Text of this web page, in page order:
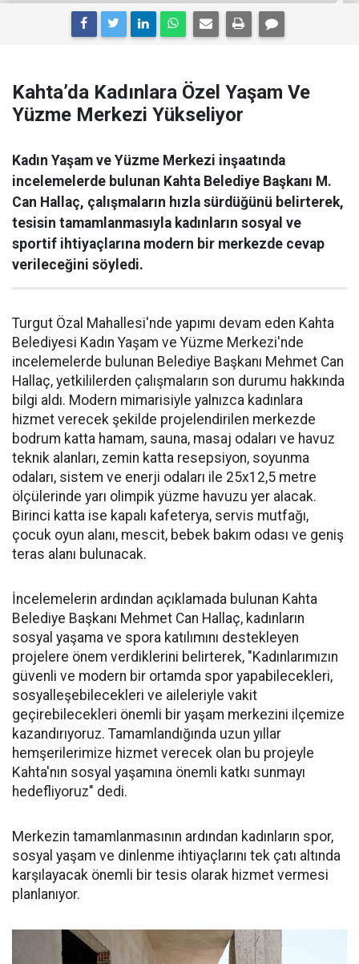
Kahta’da Kadınlara Özel Yaşam Ve
Yüzme Merkezi Yükseliyor
Kadın Yaşam ve Yüzme Merkezi inşaatında
incelemelerde bulunan Kahta Belediye Başkanı M.
Can Hallaç, çalışmaların hızla sürdüğünü belirterek,
tesisin tamamlanmasıyla kadınların sosyal ve
sportif ihtiyaçlarına modern bir merkezde cevap
verileceğini söyledi.
Turgut Özal Mahallesi'nde yapımı devam eden Kahta
Belediyesi Kadın Yaşam ve Yüzme Merkezi'nde
incelemelerde bulunan Belediye Başkanı Mehmet Can
Hallaç, yetkililerden çalışmaların son durumu hakkında
bilgi aldı. Modern mimarisiyle yalnızca kadınlara
hizmet verecek şekilde projelendirilen merkezde
bodrum katta hamam, sauna, masaj odaları ve havuz
teknik alanları, zemin katta resepsiyon, soyunma
odaları, sistem ve enerji odaları ile 25x12,5 metre
ölçülerinde yarı olimpik yüzme havuzu yer alacak.
Birinci katta ise kapalı kafeterya, servis mutfağı,
çocuk oyun alanı, mescit, bebek bakım odası ve geniş
teras alanı bulunacak.
İncelemelerin ardından açıklamada bulunan Kahta
Belediye Başkanı Mehmet Can Hallaç, kadınların
sosyal yaşama ve spora katılımını destekleyen
projelere önem verdiklerini belirterek, "Kadınlarımızın
güvenli ve modern bir ortamda spor yapabilecekleri,
sosyalleşebilecekleri ve aileleriyle vakit
geçirebilecekleri önemli bir yaşam merkezini ilçemize
kazandırıyoruz. Tamamlandığında uzun yıllar
hemşerilerimize hizmet verecek olan bu projeyle
Kahta'nın sosyal yaşamına önemli katkı sunmayı
hedefliyoruz" dedi.
Merkezin tamamlanmasının ardından kadınların spor,
sosyal yaşam ve dinlenme ihtiyaçlarını tek çatı altında
karşılayacak önemli bir tesis olarak hizmet vermesi
planlanıyor.